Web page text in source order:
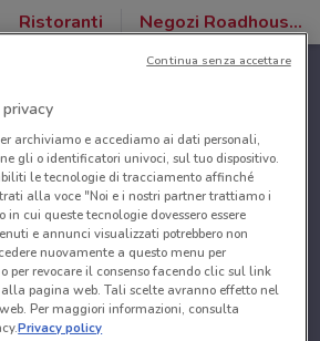
Ristoranti Negozi Roadhouse Restaurant
archiviamo e accediamo ai dati personali,
gli o identificatori univoci, sul tuo dispositivo.
le tecnologie di tracciamento affinché
alla voce "Noi e i nostri partner trattiamo i
cui queste tecnologie dovessero essere
e annunci visualizzati potrebbero non
nuovamente a questo menu per
per revocare il consenso facendo clic sul link
pagina web. Tali scelte avranno effetto nel
Per maggiori informazioni, consulta
Privacy policy
Continua senza accettare